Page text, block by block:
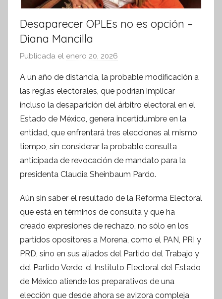
Desaparecer OPLEs no es opción –
Diana Mancilla
Publicada el enero 20, 2026
r
S
í
n
t
e
s
i
I
n
f
o
r
A un año de distancia, la probable modificación a
las reglas electorales, que podrían implicar
incluso la desaparición del árbitro electoral en el
Estado de México, genera incertidumbre en la
entidad, que enfrentará tres elecciones al mismo
tiempo, sin considerar la probable consulta
anticipada de revocación de mandato para la
presidenta Claudia Sheinbaum Pardo.
Aún sin saber el resultado de la Reforma Electoral
que está en términos de consulta y que ha
creado expresiones de rechazo, no sólo en los
partidos opositores a Morena, como el PAN, PRI y
PRD, sino en sus aliados del Partido del Trabajo y
del Partido Verde, el Instituto Electoral del Estado
de México atiende los preparativos de una
elección que desde ahora se avizora compleja